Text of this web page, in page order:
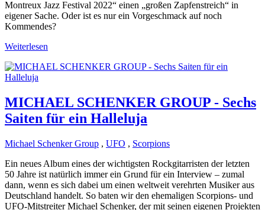
Montreux Jazz Festival 2022“ einen „großen Zapfenstreich“ in
eigener Sache. Oder ist es nur ein Vorgeschmack auf noch
Kommendes?
Weiterlesen
MICHAEL SCHENKER GROUP - Sechs
Saiten für ein Halleluja
Michael Schenker Group , UFO , Scorpions
Ein neues Album eines der wichtigsten Rockgitarristen der letzten
50 Jahre ist natürlich immer ein Grund für ein Interview – zumal
dann, wenn es sich dabei um einen weltweit verehrten Musiker aus
Deutschland handelt. So baten wir den ehemaligen Scorpions- und
UFO-Mitstreiter Michael Schenker, der mit seinen eigenen Projekten